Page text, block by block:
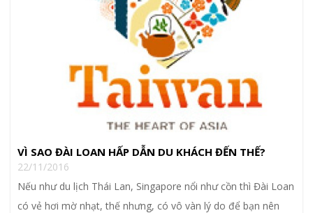
VÌ SAO ĐÀI LOAN HẤP DẪN DU KHÁCH ĐẾN THẾ?
22/11/2016
Nếu như du lịch Thái Lan, Singapore nổi như cồn thì Đài Loan
có vẻ hơi mờ nhạt, thế nhưng, có vô vàn lý do để bạn nên